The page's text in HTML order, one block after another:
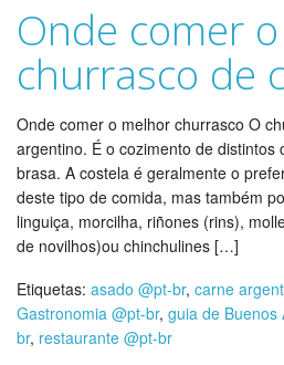
Onde comer
churrasco de
Onde comer o melhor churrasco O
argentino. É o cozimento de
brasa. A costela é geralmente o
deste tipo de comida, mas também
linguiça, morcilha, riñones (rins),
de novilhos)ou chinchulines […]
Etiquetas: asado @pt-br, carne
Gastronomia @pt-br, guia de Buenos
br, restaurante @pt-br